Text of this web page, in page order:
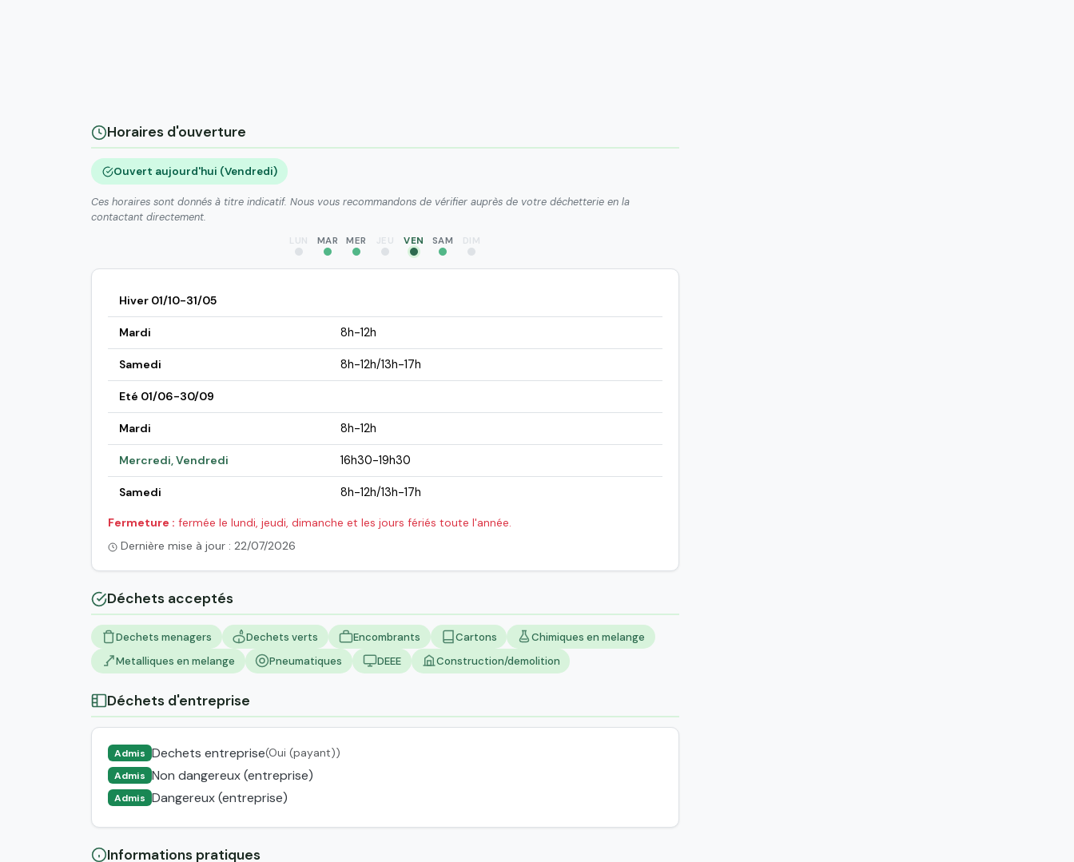
Horaires d'ouverture
Ouvert aujourd'hui (Vendredi)
Ces horaires sont donnés à titre indicatif. Nous vous recommandons de vérifier auprès de votre déchetterie en la
contactant directement.
LUN MAR MER JEU VEN SAM DIM
Hiver 01/10-31/05
Mardi 8h-12h
Samedi 8h-12h/13h-17h
Eté 01/06-30/09
Mardi 8h-12h
Mercredi, Vendredi 16h30-19h30
Samedi 8h-12h/13h-17h
Fermeture : fermée le lundi, jeudi, dimanche et les jours fériés toute l'année.
Dernière mise à jour : 22/07/2026
Déchets acceptés
Dechets menagers Dechets verts Encombrants Cartons
Chimiques en melange
Metalliques en melange
Pneumatiques DEEE Construction/demolition
Déchets d'entreprise
Admis Dechets entreprise(Oui (payant))
Admis Non dangereux (entreprise)
Admis Dangereux (entreprise)
Informations pratiques